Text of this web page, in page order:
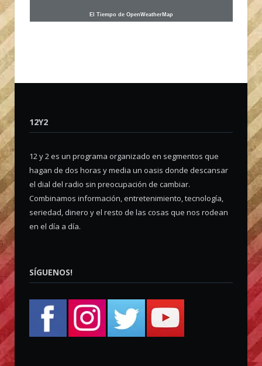
El Tiempo de OpenWeatherMap
12Y2
12 y 2 es un programa organizado en segmentos que
hagan de dos horas y media un oasis donde descansar
el dial del radio sin preocupación de cambiar.
Combinamos información, entretenimiento, tecnología,
seriedad, dinero y el resto de las cosas que nos rodean
en el día a día.
SÍGUENOS!